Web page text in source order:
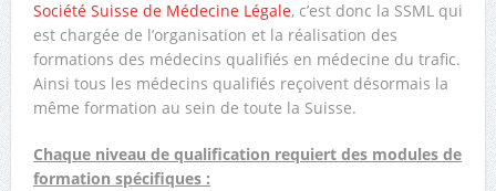
Société Suisse de Médecine Légale, c’est donc la SSML qui
est chargée de l’organisation et la réalisation des
formations des médecins qualifiés en médecine du trafic.
Ainsi tous les médecins qualifiés reçoivent désormais la
même formation au sein de toute la Suisse.
Chaque niveau de qualification requiert des modules de
formation spécifiques :